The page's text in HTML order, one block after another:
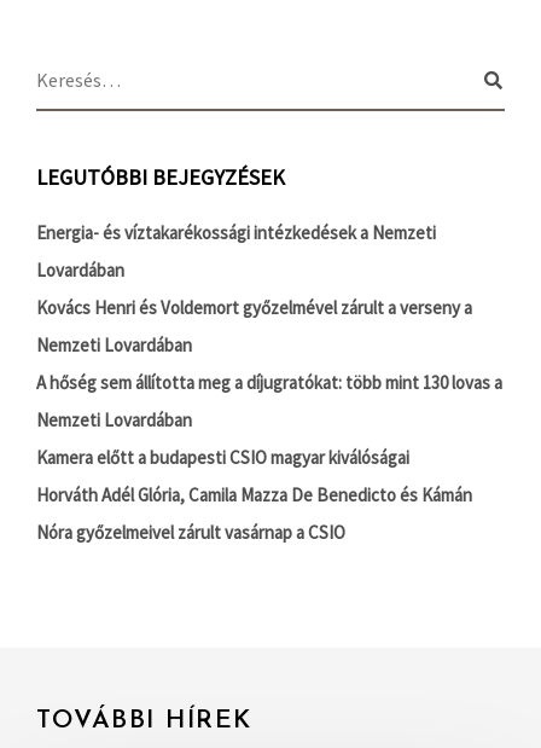
LEGUTÓBBI BEJEGYZÉSEK
Energia- és víztakarékossági intézkedések a Nemzeti
Lovardában
Kovács Henri és Voldemort győzelmével zárult a verseny a
Nemzeti Lovardában
A hőség sem állította meg a díjugratókat: több mint 130 lovas a
Nemzeti Lovardában
Kamera előtt a budapesti CSIO magyar kiválóságai
Horváth Adél Glória, Camila Mazza De Benedicto és Kámán
Nóra győzelmeivel zárult vasárnap a CSIO
TOVÁBBI HÍREK